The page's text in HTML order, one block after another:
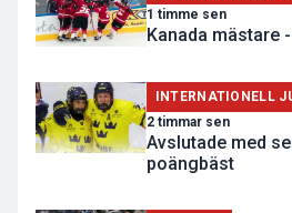
1 timme sen
Kanada mästare
INTERNATIONELL
2 timmar sen
Avslutade med
poängbäst